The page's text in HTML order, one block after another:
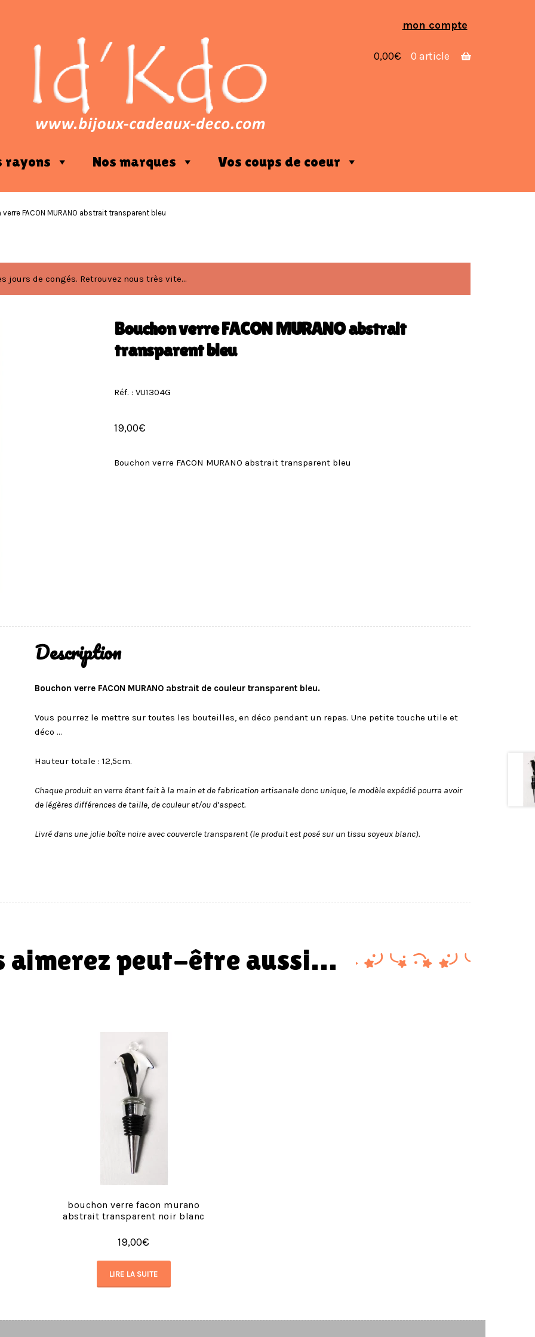
mon compte
0,00€ 0 article
rayons Nos marques Vos coups de coeur
FACON MURANO abstrait transparent bleu
jours de congés. Retrouvez nous très vite...
Bouchon verre FACON MURANO abstrait
transparent bleu
Réf. : VU1304G
19,00€
Bouchon verre FACON MURANO abstrait transparent bleu
Description
Bouchon verre FACON MURANO abstrait de couleur transparent bleu.
Vous pourrez le mettre sur toutes les bouteilles, en déco pendant un repas. Une petite touche utile et
déco …
Hauteur totale : 12,5cm.
Chaque produit en verre étant fait à la main et de fabrication artisanale donc unique, le modèle expédié pourra avoir
de légères différences de taille, de couleur et/ou d’aspect.
Livré dans une jolie boîte noire avec couvercle transparent (le produit est posé sur un tissu soyeux blanc).
aimerez peut-être aussi…
bouchon verre facon murano
abstrait transparent noir blanc
19,00€
LIRE LA SUITE